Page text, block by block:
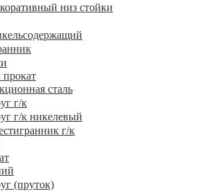
низ стойки
сталь
г/к
г/к никелевый
г/к
(пруток)